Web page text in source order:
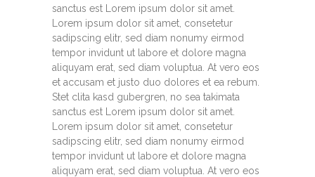
sanctus est Lorem ipsum dolor sit amet.
Lorem ipsum dolor sit amet, consetetur
sadipscing elitr, sed diam nonumy eirmod
tempor invidunt ut labore et dolore magna
aliquyam erat, sed diam voluptua. At vero eos
et accusam et justo duo dolores et ea rebum.
Stet clita kasd gubergren, no sea takimata
sanctus est Lorem ipsum dolor sit amet.
Lorem ipsum dolor sit amet, consetetur
sadipscing elitr, sed diam nonumy eirmod
tempor invidunt ut labore et dolore magna
aliquyam erat, sed diam voluptua. At vero eos